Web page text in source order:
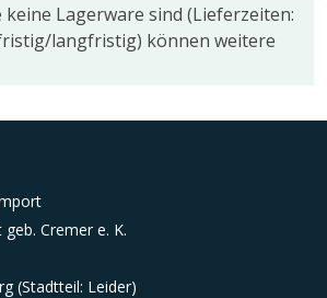
Lagerware sind (Lieferzeiten:
langfristig) können weitere
Cremer e. K.
(Stadtteil: Leider)
Cookie
Optionen des Benutzers